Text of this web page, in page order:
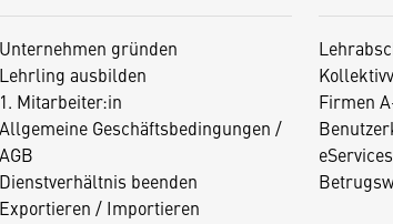
Unternehmen gründen
Lehrling ausbilden
1. Mitarbeiter:in
Allgemeine Geschäftsbedingungen /
AGB
Dienstverhältnis beenden
Exportieren / Importieren
Firmen